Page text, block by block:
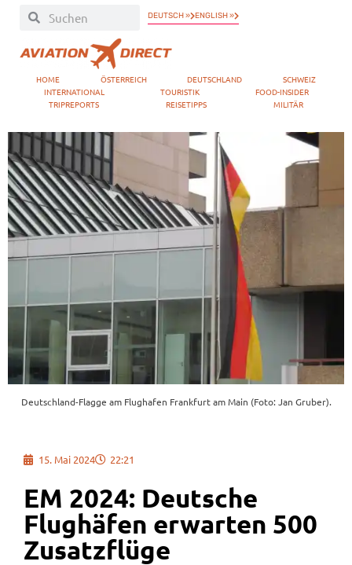
DEUTSCH » ENGLISH »
HOME ÖSTERREICH DEUTSCHLAND
SCHWEIZ
INTERNATIONAL
TOURISTIK
FOOD-INSIDER
TRIPREPORTS
REISETIPPS MILITÄR
Deutschland-Flagge am Flughafen Frankfurt am Main (Foto: Jan Gruber).
15. Mai 2024 22:21
EM 2024: Deutsche
Flughäfen erwarten 500
Zusatzflüge